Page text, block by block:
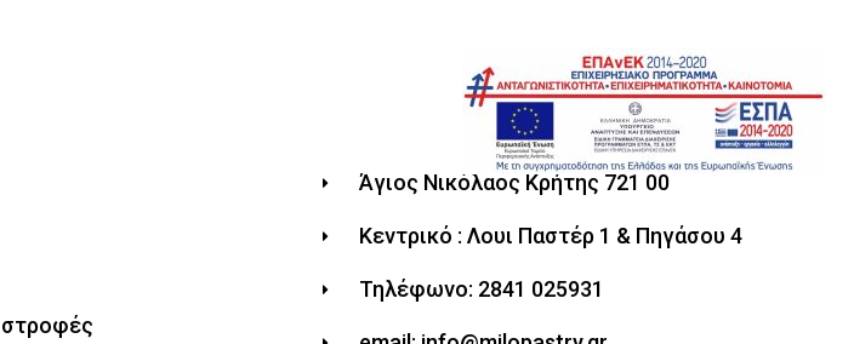
Άγιος Νικόλαος Κρήτης 721 00
Κεντρικό : Λουι Παστέρ 1 & Πηγάσου 4
Τηλέφωνο: 2841 025931